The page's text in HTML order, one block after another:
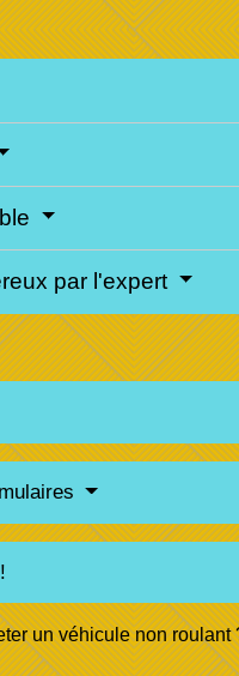
par l'expert
un véhicule non roulant